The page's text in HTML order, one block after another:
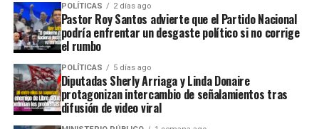
POLÍTICAS 2 días ago
Pastor Roy Santos advierte que el Partido Nacional
podría enfrentar un desgaste político si no corrige
el rumbo
POLÍTICAS 5 días ago
Diputadas Sherly Arriaga y Linda Donaire
protagonizan intercambio de señalamientos tras
difusión de video viral